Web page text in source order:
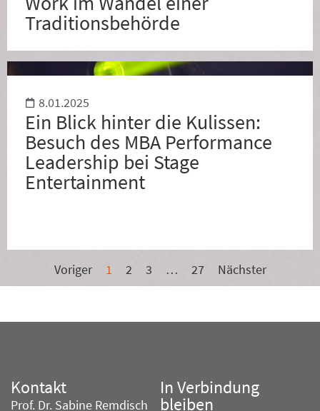
Traditionsbehörde
8.01.2025
Ein Blick hinter die Kulissen:
Besuch des MBA Performance
Leadership bei Stage
Entertainment
Voriger 1 2 3 … 27 Nächster
Kontakt
Prof. Dr. Sabine Remdisch
In Verbindung
bleiben